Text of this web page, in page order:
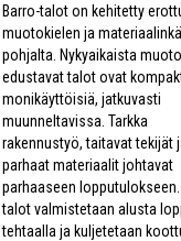
Barro-talot on kehitetty
muotokielen ja
pohjalta. Nykyaikaista
edustavat talot ovat
monikäyttöisiä, jatkuvasti
muunneltavissa. Tarkka
rakennustyö, taitavat tekijät
parhaat materiaalit johtavat
parhaaseen lopputulokseen.
talot valmistetaan alusta
tehtaalla ja kuljetetaan